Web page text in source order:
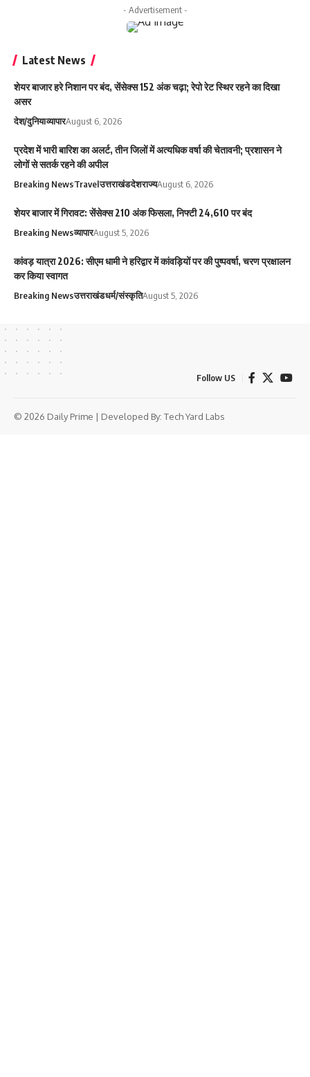
- Advertisement -
Latest News
शेयर बाजार हरे निशान पर बंद, सेंसेक्स 152 अंक चढ़ा; रेपो रेट स्थिर रहने का दिखा
असर
देश/दुनियाव्यापारAugust 6, 2026
प्रदेश में भारी बारिश का अलर्ट, तीन जिलों में अत्यधिक वर्षा की चेतावनी; प्रशासन ने
लोगों से सतर्क रहने की अपील
Breaking NewsTravelउत्तराखंडदेशराज्यAugust 6, 2026
शेयर बाजार में गिरावट: सेंसेक्स 210 अंक फिसला, निफ्टी 24,610 पर बंद
Breaking Newsव्यापारAugust 5, 2026
कांवड़ यात्रा 2026: सीएम धामी ने हरिद्वार में कांवड़ियों पर की पुष्पवर्षा, चरण प्रक्षालन
कर किया स्वागत
Breaking Newsउत्तराखंडधर्म/संस्कृतिAugust 5, 2026
Follow US
© 2026 Daily Prime | Developed By: Tech Yard Labs